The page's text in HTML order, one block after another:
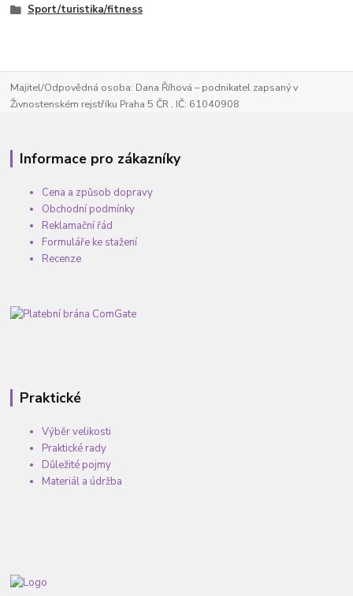
Sport/turistika/fitness
Majitel/Odpovědná osoba: Dana Říhová – podnikatel zapsaný v
Živnostenském rejstříku Praha 5 ČR , IČ: 61040908
Informace pro zákazníky
Cena a způsob dopravy
Obchodní podmínky
Reklamační řád
Formuláře ke stažení
Recenze
Praktické
Výběr velikosti
Praktické rady
Důležité pojmy
Materiál a údržba